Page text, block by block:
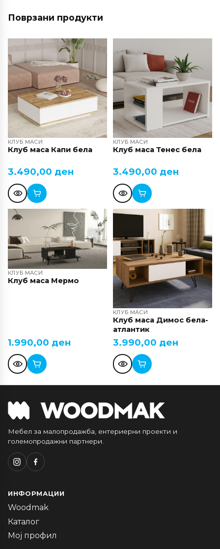
Поврзани продукти
КЛУБ МАСИ
Клуб маса Капи бела
3.490,00 ден
КЛУБ МАСИ
Клуб маса Тенес бела
3.490,00 ден
КЛУБ МАСИ
Клуб маса Мермо
1.990,00 ден
КЛУБ МАСИ
Клуб маса Димос бела-
атлантик
3.990,00 ден
Мебел за малопродажба, ентериерни проекти и
големопродажни партнери.
ИНФОРМАЦИИ
Woodmak
Каталог
Мој профил